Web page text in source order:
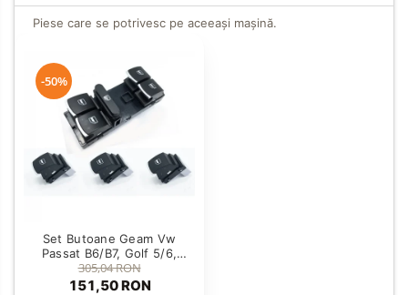
Piese care se potrivesc pe aceeași mașină.
-50%
Set Butoane Geam Vw
Passat B6/B7, Golf 5/6,
Jetta, Tiguan etc
305,04 RON
151,50 RON